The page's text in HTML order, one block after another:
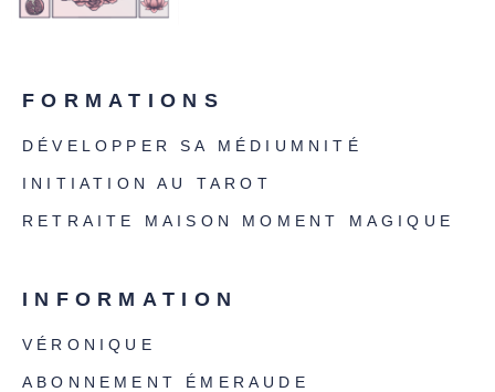
FORMATIONS
DÉVELOPPER SA MÉDIUMNITÉ
INITIATION AU TAROT
RETRAITE MAISON MOMENT MAGIQUE
INFORMATION
VÉRONIQUE
ABONNEMENT ÉMERAUDE